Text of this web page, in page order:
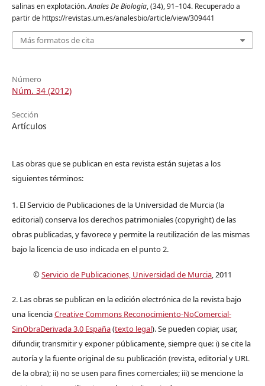
salinas en explotación.Anales De Biología, (34), 91–104. Recuperado a
partir de https://revistas.um.es/analesbio/article/view/309441
Más formatos de cita
Número
Núm. 34 (2012)
Sección
Artículos
Las obras que se publican en esta revista están sujetas a los
siguientes términos:
1. El Servicio de Publicaciones de la Universidad de Murcia (la
editorial) conserva los derechos patrimoniales (copyright) de las
obras publicadas, y favorece y permite la reutilización de las mismas
bajo la licencia de uso indicada en el punto 2.
©Servicio de Publicaciones, Universidad de Murcia, 2011
2. Las obras se publican en la edición electrónica de la revista bajo
una licenciaCreative Commons Reconocimiento-NoComercial-
SinObraDerivada 3.0 España(texto legal). Se pueden copiar, usar,
difundir, transmitir y exponer públicamente, siempre que: i) se cite la
autoría y la fuente original de su publicación (revista, editorial y URL
de la obra); ii) no se usen para fines comerciales; iii) se mencione la